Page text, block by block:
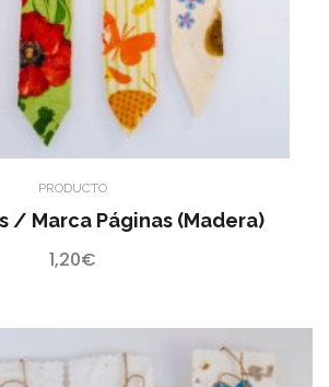
PRODUCTO
/ Marca Páginas (madera)
1,20€